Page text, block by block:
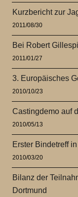
Kurzbericht zur
2011/08/30
Bei Robert
2011/01/27
3. Europäisches
2010/10/23
Castingdemo auf
2010/05/13
Erster Bindetreff
2010/03/20
Bilanz der
Dortmund